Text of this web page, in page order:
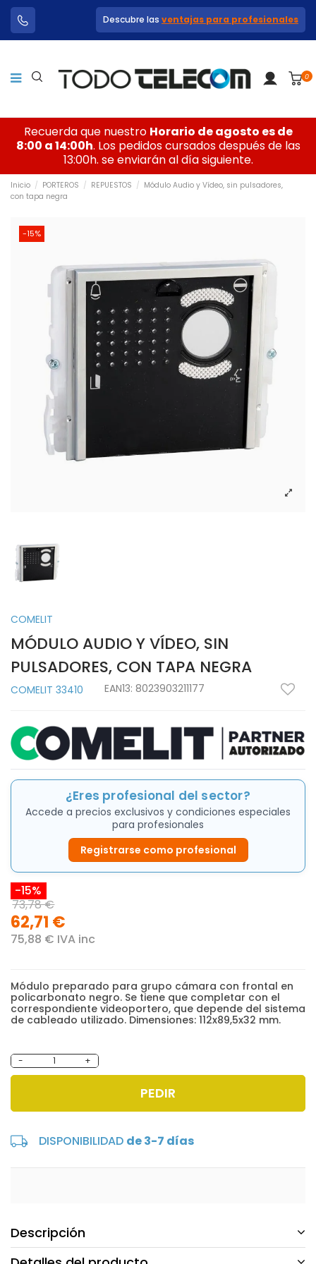
Descubre las ventajas para profesionales
0
Recuerda que nuestro Horario de agosto es de
8:00 a 14:00h. Los pedidos cursados después de las
13:00h. se enviarán al día siguiente.
Inicio PORTEROS REPUESTOS
Módulo Audio y Vídeo, sin pulsadores,
con tapa negra
-15%
COMELIT
MÓDULO AUDIO Y VÍDEO, SIN
PULSADORES, CON TAPA NEGRA
COMELIT 33410 EAN13: 8023903211177
¿Eres profesional del sector?
Accede a precios exclusivos y condiciones especiales
para profesionales
Registrarse como profesional
-15%
73,78 €
62,71 €
75,88 € IVA inc
Módulo preparado para grupo cámara con frontal en
policarbonato negro. Se tiene que completar con el
correspondiente videoportero, que depende del sistema
de cableado utilizado. Dimensiones: 112x89,5x32 mm.
- +
PEDIR
DISPONIBILIDAD de 3-7 días
Descripción